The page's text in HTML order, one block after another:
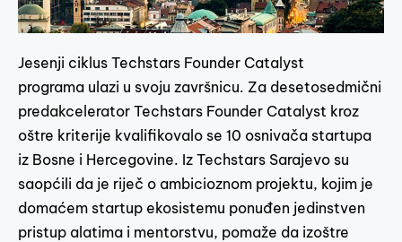
Jesenji ciklus Techstars Founder Catalyst
programa ulazi u svoju završnicu. Za desetosedmični
predakcelerator Techstars Founder Catalyst kroz
oštre kriterije kvalifikovalo se 10 osnivača startupa
iz Bosne i Hercegovine. Iz Techstars Sarajevo su
saopćili da je riječ o ambicioznom projektu, kojim je
domaćem startup ekosistemu ponuđen jedinstven
pristup alatima i mentorstvu, pomaže da izoštre